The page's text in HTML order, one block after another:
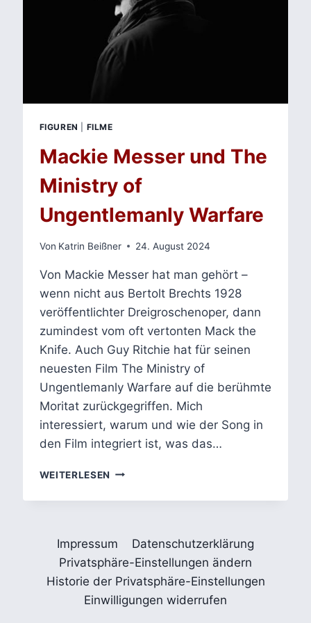
FIGUREN FILME
Mackie Messer und The
Ministry of
Ungentlemanly Warfare
Von Katrin Beißner 24. August 2024
Von Mackie Messer hat man gehört –
wenn nicht aus Bertolt Brechts 1928
veröffentlichter Dreigroschenoper, dann
zumindest vom oft vertonten Mack the
Knife. Auch Guy Ritchie hat für seinen
neuesten Film The Ministry of
Ungentlemanly Warfare auf die berühmte
Moritat zurückgegriffen. Mich
interessiert, warum und wie der Song in
den Film integriert ist, was das…
WEITERLESEN MACKIE
UND
OF
UNGENTLEMANLY
Impressum
Datenschutzerklärung
Privatsphäre-Einstellungen ändern
Historie der Privatsphäre-Einstellungen
Einwilligungen widerrufen